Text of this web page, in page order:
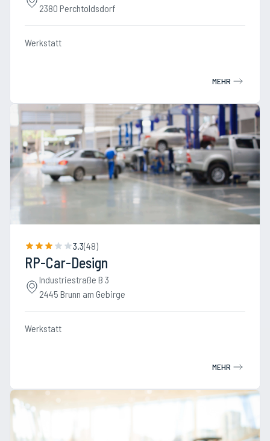
2380 Perchtoldsdorf
Werkstatt
MEHR
3.3(48)
RP-Car-Design
Industriestraße B 3
2445 Brunn am Gebirge
Werkstatt
MEHR